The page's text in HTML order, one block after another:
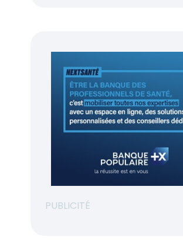
PUBLICITÉ